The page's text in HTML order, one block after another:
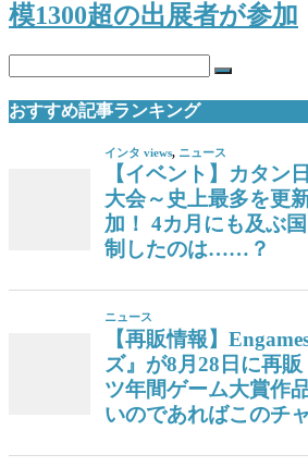
模1300超の出展者が参加
おすすめ記事ランキング
インタ views, ニュース
【イベント】カタン
大会～史上最多を更
加！ 4カ月にも及ぶ
制したのは……？
ニュース
【再販情報】
ズ』が8月28日に再
ツ年間ゲーム大賞作
いのであればこのチ